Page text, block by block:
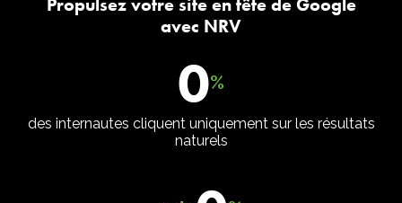
Propulsez votre site en tête de Google
avec NRV
0%
des internautes cliquent uniquement sur les résultats
naturels